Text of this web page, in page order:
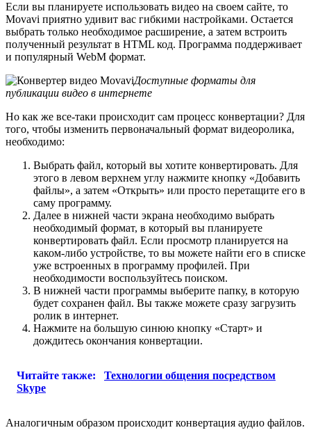
Если вы планируете использовать видео на своем сайте, то
Movavi приятно удивит вас гибкими настройками. Остается
выбрать только необходимое расширение, а затем встроить
полученный результат в HTML код. Программа поддерживает
и популярный WebM формат.
Доступные форматы для
публикации видео в интернете
Но как же все-таки происходит сам процесс конвертации? Для
того, чтобы изменить первоначальный формат видеоролика,
необходимо:
Выбрать файл, который вы хотите конвертировать. Для
этого в левом верхнем углу нажмите кнопку «Добавить
файлы», а затем «Открыть» или просто перетащите его в
саму программу.
Далее в нижней части экрана необходимо выбрать
необходимый формат, в который вы планируете
конвертировать файл. Если просмотр планируется на
каком-либо устройстве, то вы можете найти его в списке
уже встроенных в программу профилей. При
необходимости воспользуйтесь поиском.
В нижней части программы выберите папку, в которую
будет сохранен файл. Вы также можете сразу загрузить
ролик в интернет.
Нажмите на большую синюю кнопку «Старт» и
дождитесь окончания конвертации.
Читайте также:
Технологии общения посредством
Skype
Аналогичным образом происходит конвертация аудио файлов.